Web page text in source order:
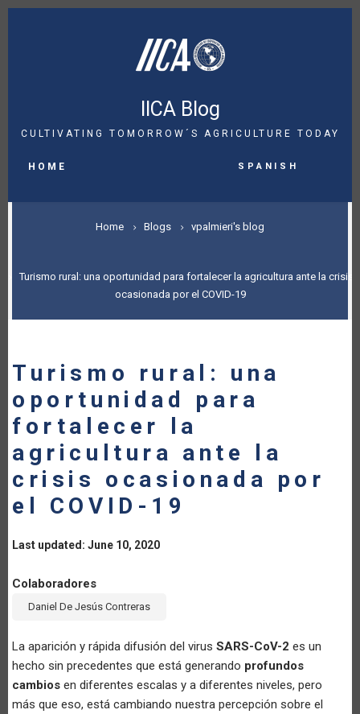
Skip
IICA Blog
CULTIVATING TOMORROW´S AGRICULTURE TODAY
NAVIGATION
HOME Spanish
BREADCRUMB
Home Blogs vpalmieri's blog
Turismo rural: una oportunidad para fortalecer la agricultura ante la crisis
ocasionada por el COVID-19
Turismo rural: una
oportunidad para
fortalecer la
agricultura ante la
crisis ocasionada por
el COVID-19
Last updated: June 10, 2020
Colaboradores
Daniel De Jesús Contreras
La aparición y rápida difusión del virus SARS-CoV-2 es un
hecho sin precedentes que está generando profundos
cambios en diferentes escalas y a diferentes niveles, pero
más que eso, está cambiando nuestra percepción sobre el